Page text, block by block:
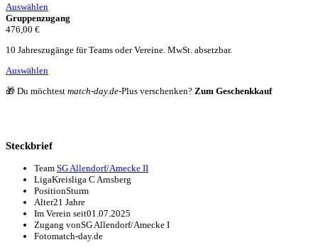
Auswählen
Gruppenzugang
476,00 €
10 Jahreszugänge für Teams oder Vereine. MwSt. absetzbar.
Auswählen
🎁 Du möchtest match-day.de-Plus verschenken? Zum Geschenkkauf
Steckbrief
Team SG Allendorf/Amecke II
LigaKreisliga C Arnsberg
PositionSturm
Alter21 Jahre
Im Verein seit01.07.2025
Zugang vonSG Allendorf/Amecke I
Fotomatch-day.de